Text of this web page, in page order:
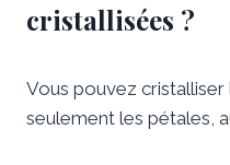
cristallisées ?
Vous pouvez
seulement les pétales,